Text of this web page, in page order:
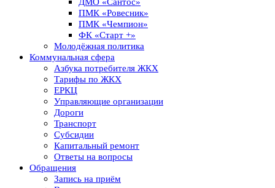
ДМО «Сантос»
ПМК «Ровесник»
ПМК «Чемпион»
ФК «Старт +»
Молодёжная политика
Коммунальная сфера
Азбука потребителя ЖКХ
Тарифы по ЖКХ
ЕРКЦ
Управляющие организации
Дороги
Транспорт
Субсидии
Капитальный ремонт
Ответы на вопросы
Обращения
Запись на приём